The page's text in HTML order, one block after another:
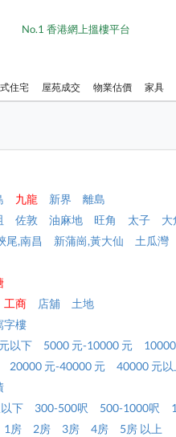
No.1 香港網上搵樓平台
住宅 屋苑成交 物業估價 家具
九龍 新界
離島
佐敦 油麻地 旺角 太子 大
尾,南昌 新蒲崗,黃大仙 土瓜灣
工商 店舖
土地
字樓
以下 5000 元-10000 元
20000 元-40000 元
40000 元以
下 300-500呎 500-1000呎
1房 2房 3房 4房
5房 以上